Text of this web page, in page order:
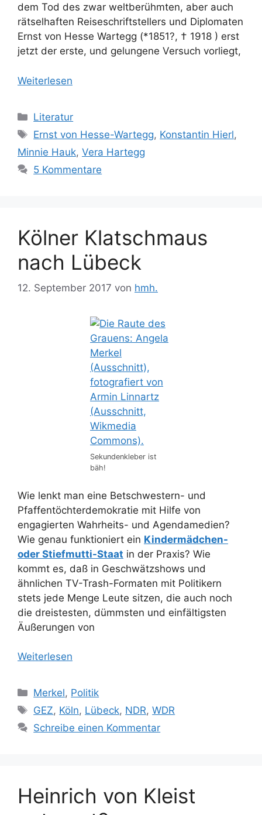
dem Tod des zwar weltberühmten, aber auch
rätselhaften Reiseschriftstellers und Diplomaten
Ernst von Hesse Wartegg (*1851?, † 1918 ) erst
jetzt der erste, und gelungene Versuch vorliegt,
Weiterlesen
Kategorien
Literatur
Schlagwörter
Ernst von Hesse-Wartegg, Konstantin Hierl,
Minnie Hauk, Vera Hartegg
5 Kommentare
Kölner Klatschmaus
nach Lübeck
12. September 2017 von hmh.
Sekundenkleber ist
bäh!
Wie lenkt man eine Betschwestern- und
Pfaffen­töchter­demokratie mit Hilfe von
engagierten Wahrheits- und Agendamedien?
Wie genau funktioniert ein Kindermädchen-
oder Stiefmutti-Staat in der Praxis? Wie
kommt es, daß in Geschwätzshows und
ähnlichen TV-Trash-Formaten mit Politikern
stets jede Menge Leute sitzen, die auch noch
die dreistesten, dümmsten und einfältigsten
Äußerungen von
Weiterlesen
Kategorien
Merkel, Politik
Schlagwörter
GEZ, Köln, Lübeck, NDR,WDR
Schreibe einen Kommentar
Heinrich von Kleist